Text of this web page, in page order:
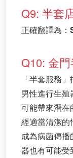
Q9: 半套
正確翻譯為：
Q10: 金
「半套服務
男性進行生
可能帶來潛在
經適當清潔的
成為病菌傳
器也有可能受